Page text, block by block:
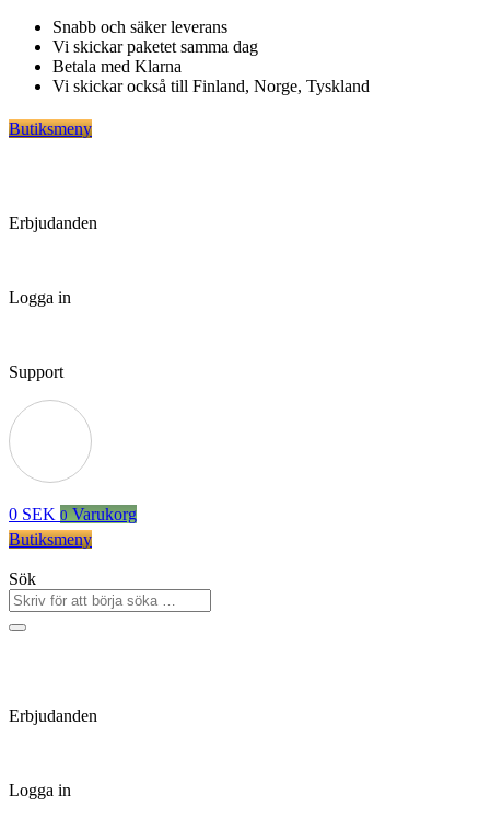
Hoppa
innehåll
Snabb och säker leverans
Vi skickar paketet samma dag
Betala med Klarna
Vi skickar också till Finland, Norge, Tyskland
Butiksmeny
Erbjudanden
Logga in
Support
0 SEK 0 Varukorg
Butiksmeny
Sök
Erbjudanden
Logga in